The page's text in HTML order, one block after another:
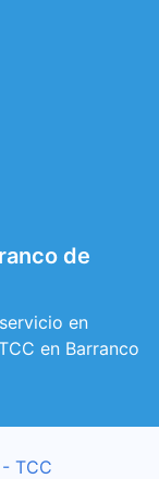
de
en
en Barranco
TCC